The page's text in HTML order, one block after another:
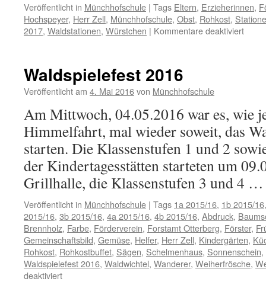
Veröffentlicht in Münchhofschule | Tags Eltern, Erzieherinnen,
Hochspeyer, Herr Zell, Münchhofschule, Obst, Rohkost,
2017, Waldstationen, Würstchen | Kommentare deaktiviertfür
Waldspielefest 2016
Veröffentlicht am 4. Mai 2016von Münchhofschule
Am Mittwoch, 04.05.2016 war es, wie
Himmelfahrt, mal wieder soweit, das
starten. Die Klassenstufen 1 und 2
der Kindertagesstätten starteten um
Grillhalle, die Klassenstufen 3 und 4
Veröffentlicht in Münchhofschule | Tags 1a 2015/16, 1b 2015/16
2015/16, 3b 2015/16, 4a 2015/16, 4b 2015/16, Abdruck,
Brennholz, Farbe, Förderverein, Forstamt Otterberg, Förster,
Gemeinschaftsbild, Gemüse, Helfer, Herr Zell, Kindergärten,
Rohkost, Rohkostbuffet, Sägen, Schelmenhaus, Sonnenschein,
Waldspielefest 2016, Waldwichtel, Wanderer, Weiherfrösche,
deaktiviertfür